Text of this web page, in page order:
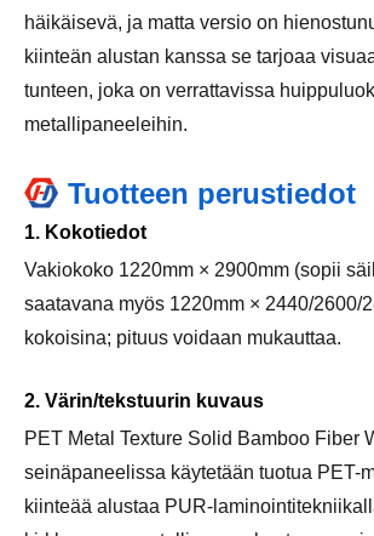
häikäisevä, ja matta versio on
kiinteän alustan kanssa se tarjoaa
tunteen, joka on verrattavissa
metallipaneeleihin.
Tuotteen perustiedot
1. Kokotiedot
Vakiokoko 1220mm × 2900mm (sopii
saatavana myös 1220mm × 2440/2600/
kokoisina; pituus voidaan mukauttaa.
2. Värin/tekstuurin kuvaus
PET Metal Texture Solid Bamboo Fiber
seinäpaneelissa käytetään tuotua PET-
kiinteää alustaa PUR-